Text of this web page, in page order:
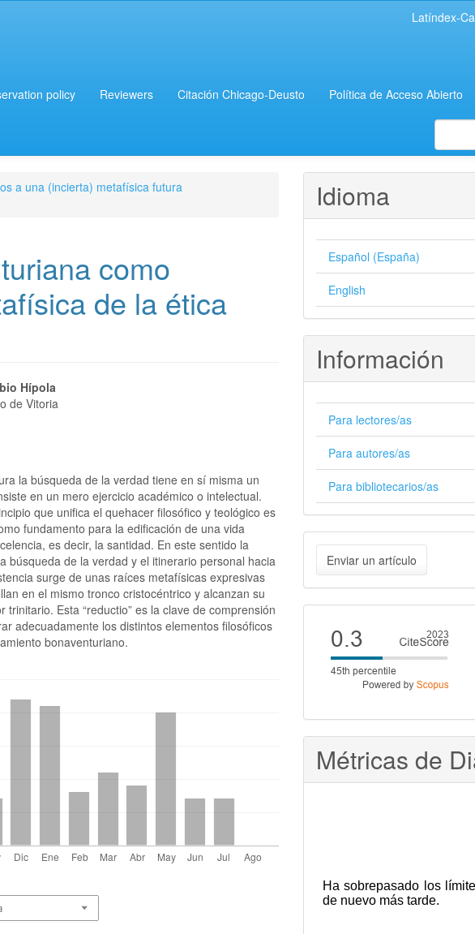
Latíndex-
policy Reviewers Citación Chicago-Deusto Política de Acceso Abierto
a una (incierta) metafísica futura
como
de la ética
Hípola
de Vitoria
la búsqueda de la verdad tiene en sí misma un
en un mero ejercicio académico o intelectual.
que unifica el quehacer filosófico y teológico es
fundamento para la edificación de una vida
es decir, la santidad. En este sentido la
búsqueda de la verdad y el itinerario personal hacia
surge de unas raíces metafísicas expresivas
en el mismo tronco cristocéntrico y alcanzan su
trinitario. Esta “reductio” es la clave de comprensión
adecuadamente los distintos elementos filosóficos
bonaventuriano.
Idioma
Español (España)
English
Información
Para lectores/as
Para autores/as
Para bibliotecarios/as
Enviar
un
artículo
Enviar un artículo
Cite
score
Métricas de